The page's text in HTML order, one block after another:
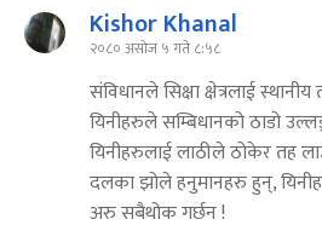
Kishor Khanal
२०८० असोज ५ गते ८:५८
संविधानले सिक्षा क्षेत्रलाई
यिनीहरुले सम्बिधानको ठाडो
यिनीहरुलाई लाठीले ठोकेर तह
दलका झोले हनुमानहरु हुन्,
अरु सबैथोक गर्छन !